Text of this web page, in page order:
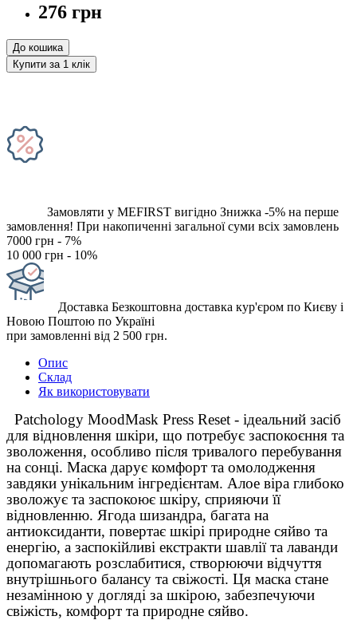
276 грн
До кошика
Купити за 1 клiк
Замовляти у MEFIRST вигідно Знижка -5% на перше
замовлення! При накопиченні загальної суми всіх замовлень
7000 грн - 7%
10 000 грн - 10%
Доставка Безкоштовна доставка кур'єром по Києву і
Новою Поштою по Україні
при замовленні від 2 500 грн.
Опис
Склад
Як використовувати
Patchology MoodMask Press Reset - ідеальний засіб
для відновлення шкіри, що потребує заспокоєння та
зволоження, особливо після тривалого перебування
на сонці. Маска дарує комфорт та омолодження
завдяки унікальним інгредієнтам. Алое віра глибоко
зволожує та заспокоює шкіру, сприяючи її
відновленню. Ягода шизандра, багата на
антиоксиданти, повертає шкірі природне сяйво та
енергію, а заспокійливі екстракти шавлії та лаванди
допомагають розслабитися, створюючи відчуття
внутрішнього балансу та свіжості. Ця маска стане
незамінною у догляді за шкірою, забезпечуючи
свіжість, комфорт та природне сяйво.